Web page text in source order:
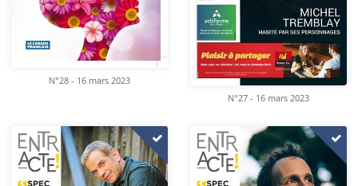
N°28 - 16 mars 2023
N°27 - 16 mars 2023